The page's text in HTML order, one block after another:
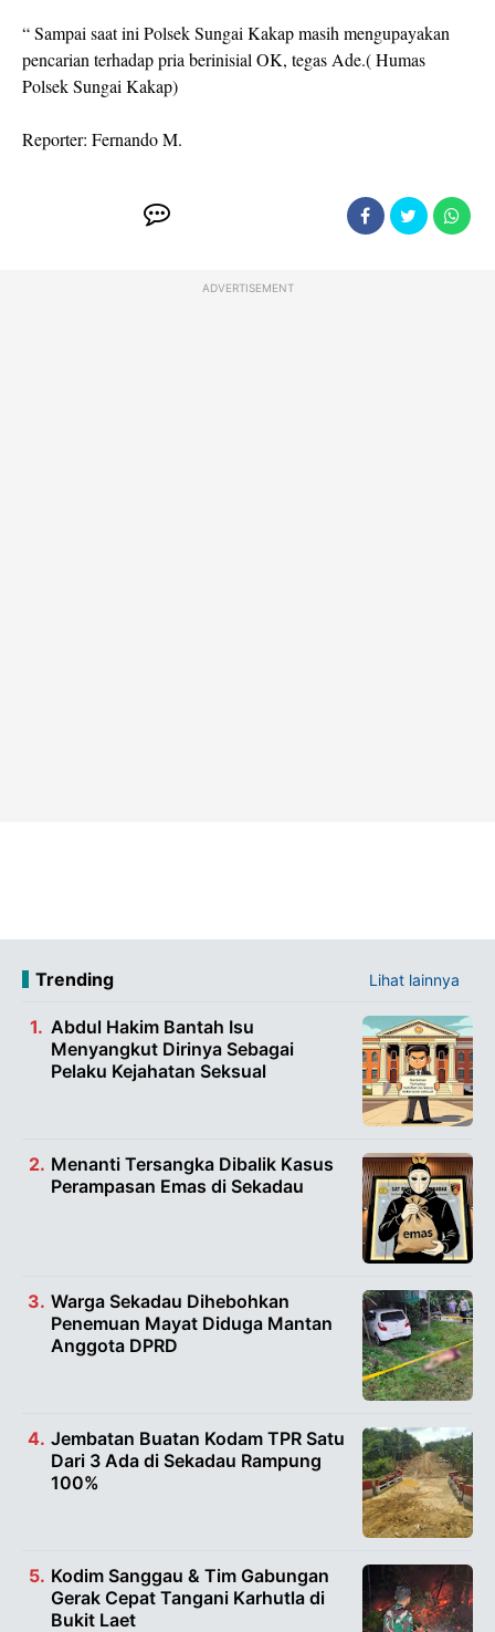
“ Sampai saat ini Polsek Sungai Kakap masih mengupayakan
pencarian terhadap pria berinisial OK, tegas Ade.( Humas
Polsek Sungai Kakap)
Reporter: Fernando M.
ADVERTISEMENT
Trending Lihat lainnya
Abdul Hakim Bantah Isu
Menyangkut Dirinya Sebagai
Pelaku Kejahatan Seksual
Menanti Tersangka Dibalik Kasus
Perampasan Emas di Sekadau
Warga Sekadau Dihebohkan
Penemuan Mayat Diduga Mantan
Anggota DPRD
Jembatan Buatan Kodam TPR Satu
Dari 3 Ada di Sekadau Rampung
100%
Kodim Sanggau & Tim Gabungan
Gerak Cepat Tangani Karhutla di
Bukit Laet